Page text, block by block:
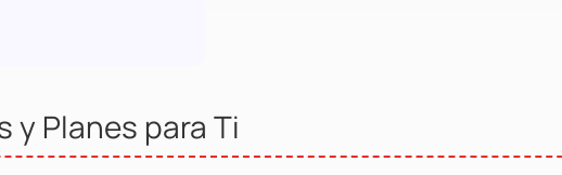
y Planes para Ti